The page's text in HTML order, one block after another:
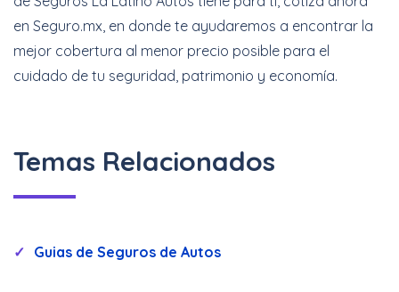
en Seguro.mx, en donde te ayudaremos a encontrar la
mejor cobertura al menor precio posible para el
cuidado de tu seguridad, patrimonio y economía.
Temas Relacionados
Guias de Seguros de Autos